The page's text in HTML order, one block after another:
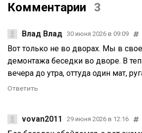
Комментарии 3
Влад Влад 30 июня 2026 в 09:09
Вот только не во дворах. Мы в
демонтажа беседки во дворе. В
вечера до утра, оттуда один мат,
Ответить
vovan2011 29 июня 2026 в 12:16